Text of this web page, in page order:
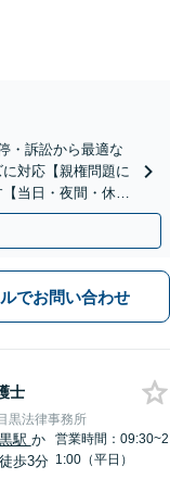
・訴訟から最適な
対応【親権問題に
当日・夜間・休日
でお問い合わせ
士
黒法律事務所
駅 か
歩3分
営業時間：09:30~2
1:00（平日）